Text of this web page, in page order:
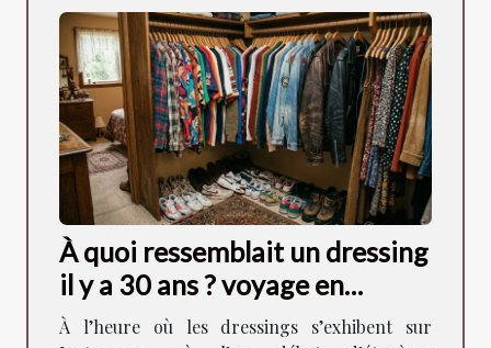
À quoi ressemblait un dressing
il y a 30 ans ? voyage en
images
À l’heure où les dressings s’exhibent sur